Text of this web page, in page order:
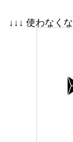
↓↓↓ 使わなく